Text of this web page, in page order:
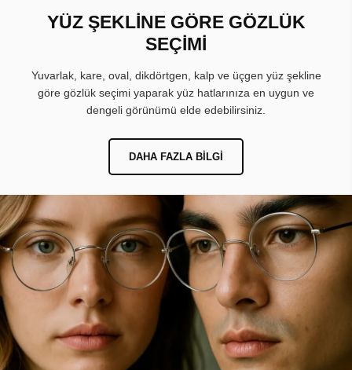
YÜZ ŞEKLİNE GÖRE GÖZLÜK
SEÇİMİ
Yuvarlak, kare, oval, dikdörtgen, kalp ve üçgen yüz şekline
göre gözlük seçimi yaparak yüz hatlarınıza en uygun ve
dengeli görünümü elde edebilirsiniz.
DAHA FAZLA BILGI